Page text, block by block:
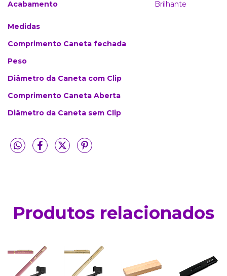
Acabamento Brilhante
Medidas
Comprimento Caneta fechada
Peso
Diâmetro da Caneta com Clip
Comprimento Caneta Aberta
Diâmetro da Caneta sem Clip
Produtos relacionados